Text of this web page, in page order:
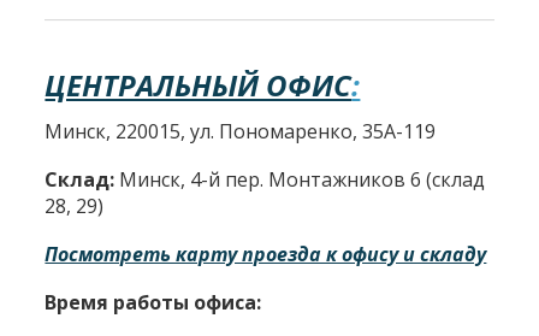
ЦЕНТРАЛЬНЫЙ ОФИС:
Минск, 220015, ул. Пономаренко, 35А-119
Склад: Минск, 4-й пер. Монтажников 6 (склад
28, 29)
Посмотреть карту проезда к офису и складу
Время работы офиса: